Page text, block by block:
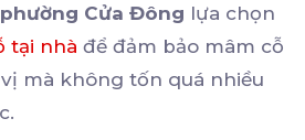
phường Cửa Đông lựa chọn
tại nhà để đảm bảo mâm cỗ
mà không tốn quá nhiều